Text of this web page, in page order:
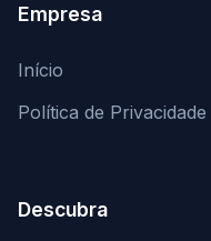
Empresa
Início
Política de Privacidade
Descubra